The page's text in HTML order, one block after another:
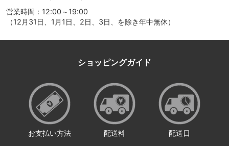
営業時間：12:00～19:00
（12月31日、1月1日、2日、3日、を除き年中無休）
ショッピングガイド
お支払い方法 配送料 配送日